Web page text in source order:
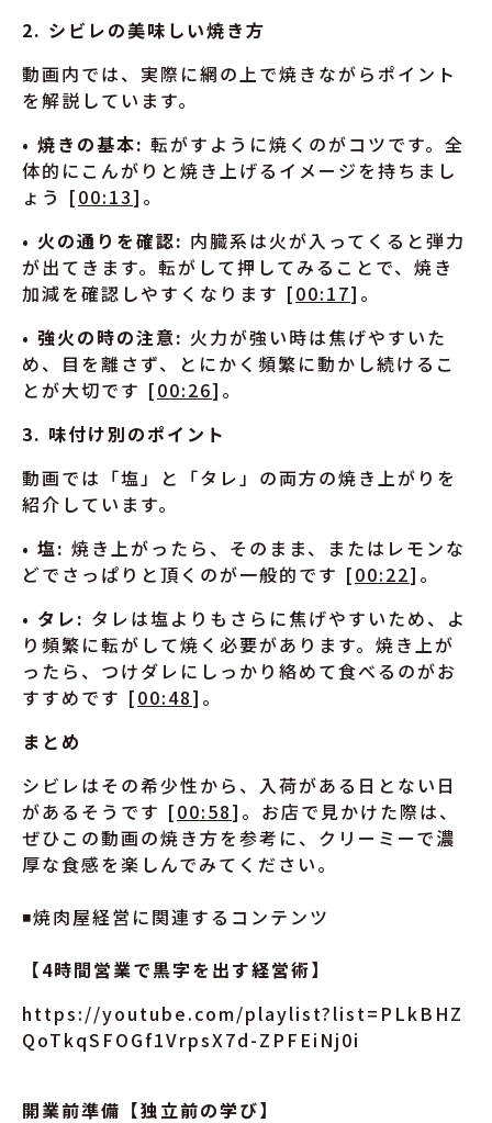
2. シビレの美味しい焼き方
動画内では、実際に網の上で焼きながらポイント
を解説しています。
• 焼きの基本: 転がすように焼くのがコツです。全
体的にこんがりと焼き上げるイメージを持ちまし
ょう [00:13]。
• 火の通りを確認: 内臓系は火が入ってくると弾力
が出てきます。転がして押してみることで、焼き
加減を確認しやすくなります [00:17]。
• 強火の時の注意: 火力が強い時は焦げやすいた
め、目を離さず、とにかく頻繁に動かし続けるこ
とが大切です [00:26]。
3. 味付け別のポイント
動画では「塩」と「タレ」の両方の焼き上がりを
紹介しています。
• 塩: 焼き上がったら、そのまま、またはレモンな
どでさっぱりと頂くのが一般的です [00:22]。
• タレ: タレは塩よりもさらに焦げやすいため、よ
り頻繁に転がして焼く必要があります。焼き上が
ったら、つけダレにしっかり絡めて食べるのがお
すすめです [00:48]。
まとめ
シビレはその希少性から、入荷がある日とない日
があるそうです [00:58]。お店で見かけた際は、
ぜひこの動画の焼き方を参考に、クリーミーで濃
厚な食感を楽しんでみてください。
◾️焼肉屋経営に関連するコンテンツ
【4時間営業で黒字を出す経営術】
https://youtube.com/playlist?list=PLkBHZ
QoTkqSFOGf1VrpsX7d-ZPFEiNj0i
開業前準備【独立前の学び】